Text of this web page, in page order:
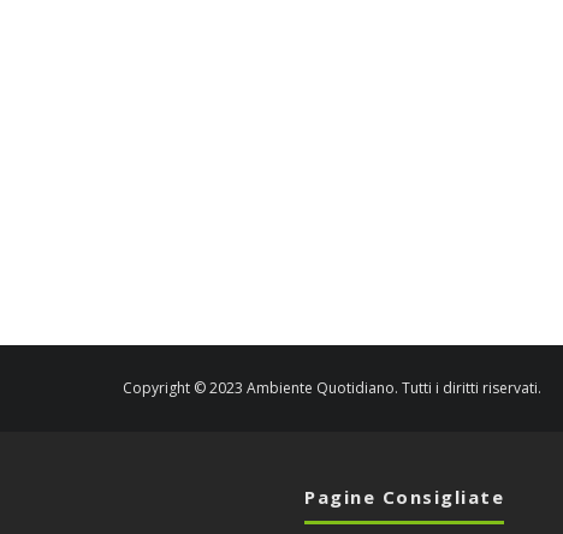
Copyright © 2023 Ambiente Quotidiano. Tutti i diritti riservati.
Pagine Consigliate